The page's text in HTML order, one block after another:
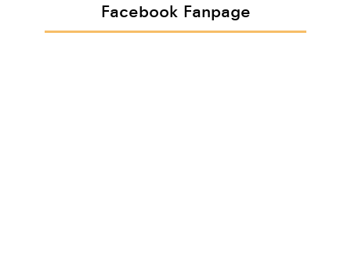
Facebook Fanpage